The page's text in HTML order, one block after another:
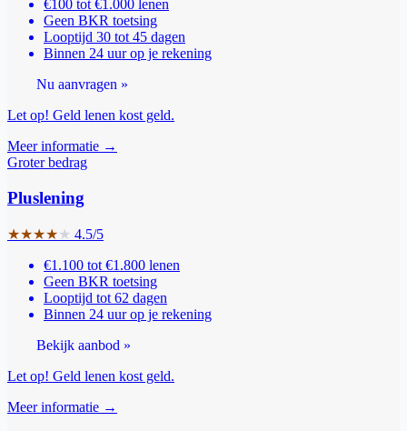
€100 tot €1.000 lenen
Geen BKR toetsing
Looptijd 30 tot 45 dagen
Binnen 24 uur op je rekening
Nu aanvragen »
Let op! Geld lenen kost geld.
Meer informatie →
Groter bedrag
Pluslening
★★★★★ 4.5/5
€1.100 tot €1.800 lenen
Geen BKR toetsing
Looptijd tot 62 dagen
Binnen 24 uur op je rekening
Bekijk aanbod »
Let op! Geld lenen kost geld.
Meer informatie →